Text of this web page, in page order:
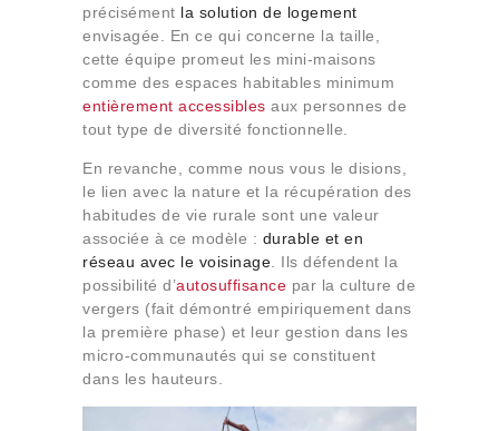
précisément la solution de logement
envisagée. En ce qui concerne la taille,
cette équipe promeut les mini-maisons
comme des espaces habitables minimum
entièrement accessibles aux personnes de
tout type de diversité fonctionnelle.
En revanche, comme nous vous le disions,
le lien avec la nature et la récupération des
habitudes de vie rurale sont une valeur
associée à ce modèle : durable et en
réseau avec le voisinage . Ils défendent la
possibilité d’autosuffisance par la culture de
vergers (fait démontré empiriquement dans
la première phase) et leur gestion dans les
micro-communautés qui se constituent
dans les hauteurs.